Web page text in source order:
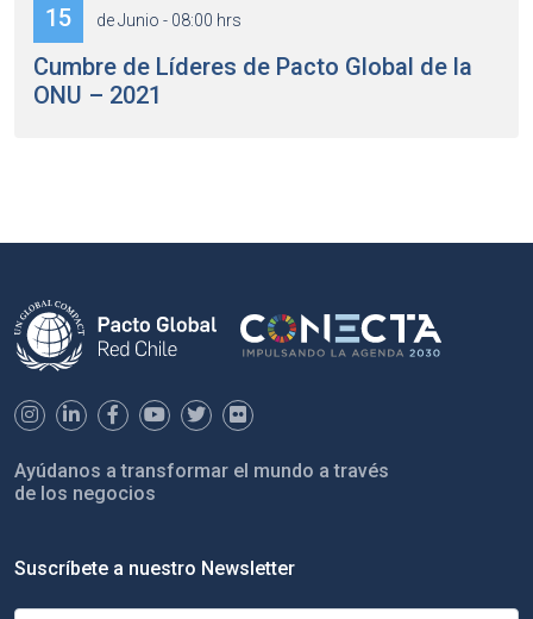
15 de Junio - 08:00 hrs
Cumbre de Líderes de Pacto Global de la
ONU – 2021
Ayúdanos a transformar el mundo a través
de los negocios
Suscríbete a nuestro Newsletter